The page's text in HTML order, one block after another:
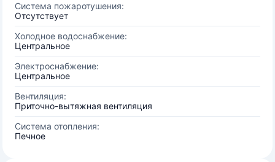
Система пожаротушения:
Отсутствует
Холодное водоснабжение:
Центральное
Электроснабжение:
Центральное
Вентиляция:
Приточно-вытяжная вентиляция
Система отопления:
Печное